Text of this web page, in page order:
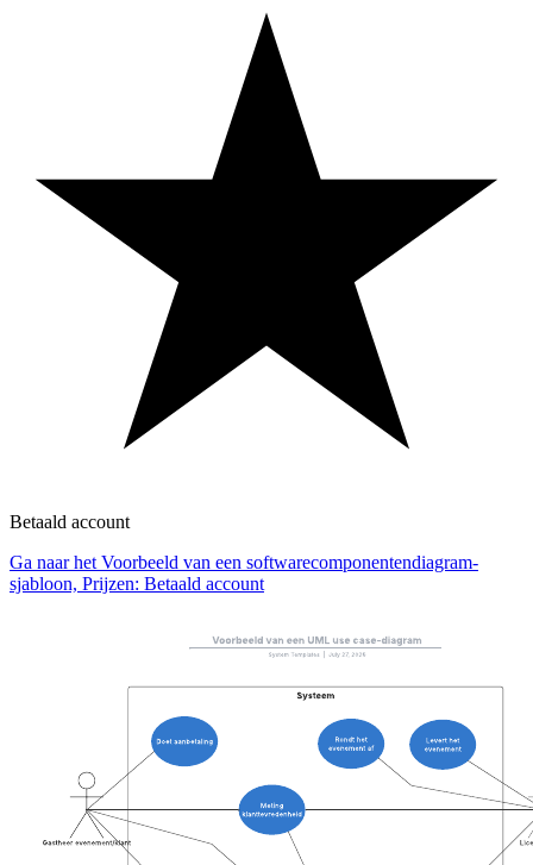
Betaald account
Ga naar het Voorbeeld van een softwarecomponentendiagram-
sjabloon, Prijzen: Betaald account